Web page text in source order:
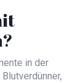
in der